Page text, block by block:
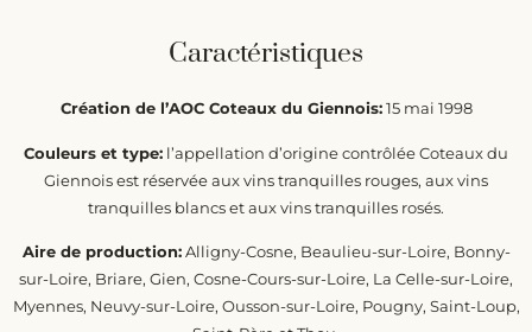
Caractéristiques
Création de l’AOC Coteaux du Giennois:15 mai 1998
Couleurs et type: l’appellation d’origine contrôlée Coteaux du
Giennois est réservée aux vins tranquilles rouges, aux vins
tranquilles blancs et aux vins tranquilles rosés.
Aire de production:Alligny-Cosne, Beaulieu-sur-Loire, Bonny-
sur-Loire, Briare, Gien, Cosne-Cours-sur-Loire, La Celle-sur-Loire,
Myennes, Neuvy-sur-Loire, Ousson-sur-Loire, Pougny, Saint-Loup,